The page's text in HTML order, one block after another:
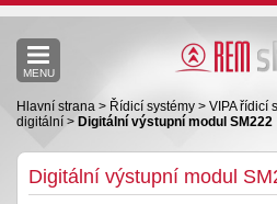
MENU
Hlavní strana > Řídicí systémy > VIPA řídicí
digitální > Digitální výstupní modul SM222
Digitální výstupní modul